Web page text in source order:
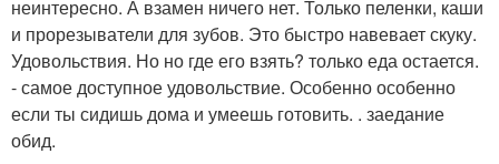
неинтересно. А взамен ничего нет. Только пеленки, каши
и прорезыватели для зубов. Это быстро навевает скуку.
Удовольствия. Но но где его взять? только еда остается.
- самое доступное удовольствие. Особенно особенно
если ты сидишь дома и умеешь готовить. . заедание
обид.